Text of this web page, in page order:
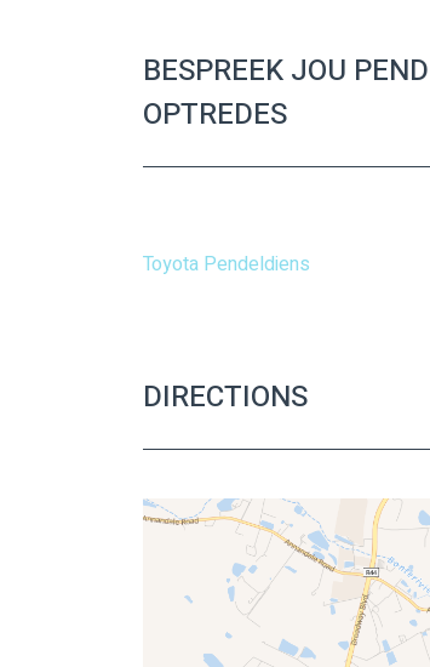
BESPREEK JOU
OPTREDES
Toyota Pendeldiens
DIRECTIONS